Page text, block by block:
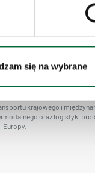
się na wybrane
krajowego i
oraz logistyki
Europy.